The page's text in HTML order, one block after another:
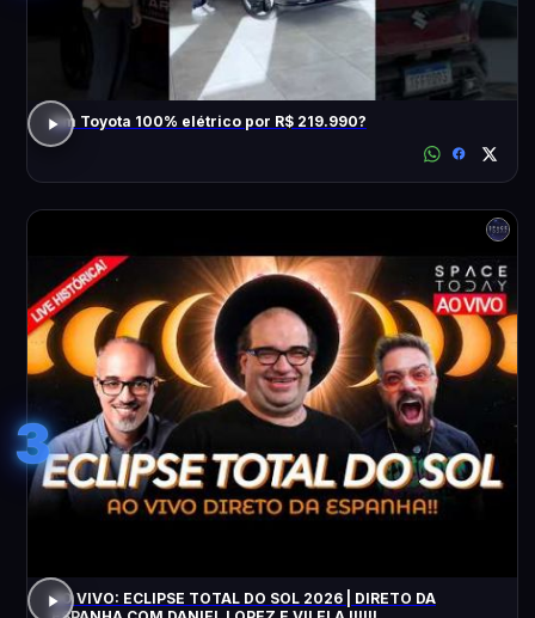
Um Toyota 100% elétrico por R$ 219.990?
3
AO VIVO: ECLIPSE TOTAL DO SOL 2026 | DIRETO DA